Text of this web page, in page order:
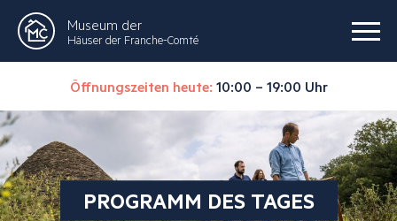
Museum der
Häuser der Franche-Comté
Öffnungszeiten heute: 10:00 – 19:00 Uhr
PROGRAMM DES TAGES